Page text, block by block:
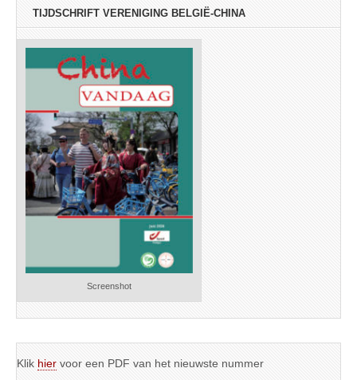
TIJDSCHRIFT VERENIGING BELGIË-CHINA
Screenshot
Klik hier voor een PDF van het nieuwste nummer